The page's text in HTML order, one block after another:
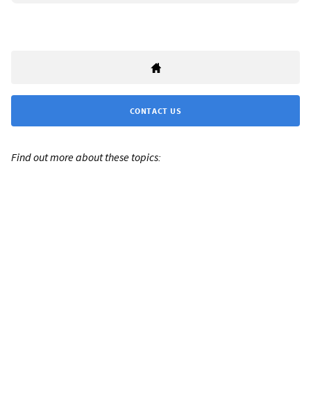
CONTACT US
Find out more about these topics: